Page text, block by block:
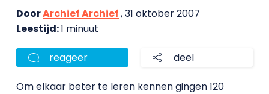
DoorArchief Archief, 31 oktober 2007
Leestijd:1 minuut
reageer deel
Om elkaar beter te leren kennen gingen 120